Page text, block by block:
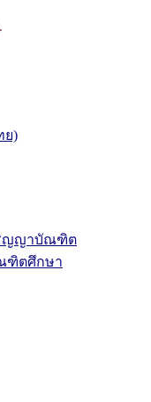
ย)
ริญญาบัณฑิต
ฑิตศึกษา